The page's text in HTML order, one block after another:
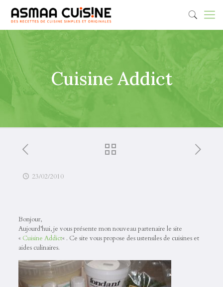
Cuisine Addict
23/02/2010
Bonjour,
Aujourd’hui, je vous présente mon nouveau partenaire le site
« Cuisine Addict« . Ce site vous propose des ustensiles de cuisines et
aides culinaires.